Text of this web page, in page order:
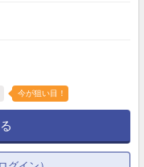
今が狙い目！